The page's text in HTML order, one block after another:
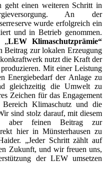
geht einen weiteren Schritt in
An der
wurde erfolgreich ein
und in Betrieb genommen.
„LEW Klimaschutzprämie“
Beitrag zur lokalen Erzeugung
nutzt die Kraft der
Mit einer Leistung
Energiebedarf der Anlage zu
gleichzeitig die Umwelt zu
Zeichen für das Engagement
Bereich Klimaschutz und die
sind stolz darauf, mit diesem
aber feinen Beitrag zur
hier in Münsterhausen zu
„Jeder Schritt zählt auf
Zukunft, und wir freuen uns,
der LEW umsetzen